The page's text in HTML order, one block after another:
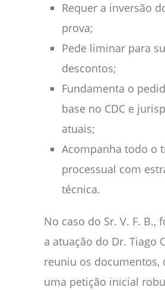
Requer a inversão
prova;
Pede liminar para
descontos;
Fundamenta o
base no CDC e
atuais;
Acompanha todo o
processual com
técnica.
No caso do Sr. V. F. B.,
a atuação do Dr. Tiago
reuniu os documentos,
uma petição inicial